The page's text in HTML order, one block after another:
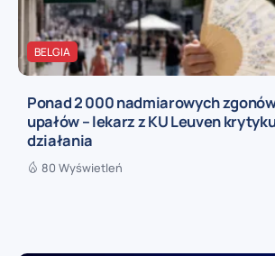
BELGIA
Ponad 2 000 nadmiarowych
upałów – lekarz z KU Leuven
działania
80 Wyświetleń